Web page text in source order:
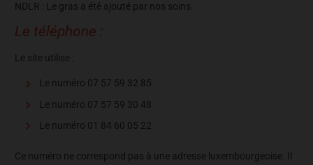
NDLR : Le gras a été ajouté par nos soins.
Le téléphone :
Le site utilise :
Le numéro 07 57 59 32 85
Le numéro 07 57 59 30 48
Le numéro 01 84 60 05 22
Ce numéro ne correspond pas à une adresse luxembourgeoise. Il